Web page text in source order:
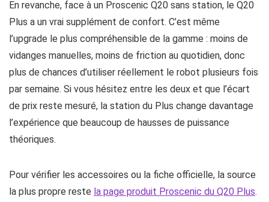
En revanche, face à un Proscenic Q20 sans station, le Q20
Plus a un vrai supplément de confort. C’est même
l’upgrade le plus compréhensible de la gamme : moins de
vidanges manuelles, moins de friction au quotidien, donc
plus de chances d’utiliser réellement le robot plusieurs fois
par semaine. Si vous hésitez entre les deux et que l’écart
de prix reste mesuré, la station du Plus change davantage
l’expérience que beaucoup de hausses de puissance
théoriques.
Pour vérifier les accessoires ou la fiche officielle, la source
la plus propre reste la page produit Proscenic du Q20 Plus.